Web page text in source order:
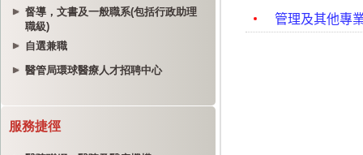
督導，文書及一般職系(包括行政助理
職級)
自選兼職
醫管局環球醫療人才招聘中心
服務捷徑